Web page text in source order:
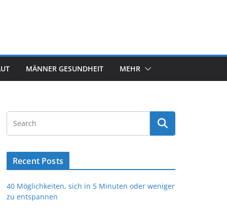
MÄNNER GESUNDHEIT MEHR
Recent Posts
40 Möglichkeiten, sich in 5 Minuten oder weniger
zu entspannen